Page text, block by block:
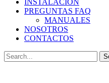
INSTALACIÓN
PREGUNTAS FAQ
MANUALES
NOSOTROS
CONTACTOS
Search
for: